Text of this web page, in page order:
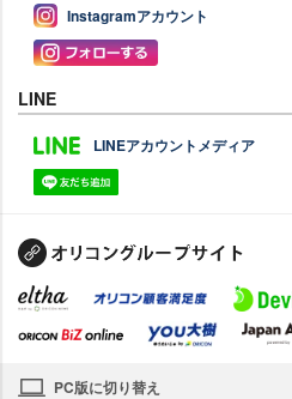
Instagramアカウント
LINE
LINEアカウントメディア
PC版に切り替え